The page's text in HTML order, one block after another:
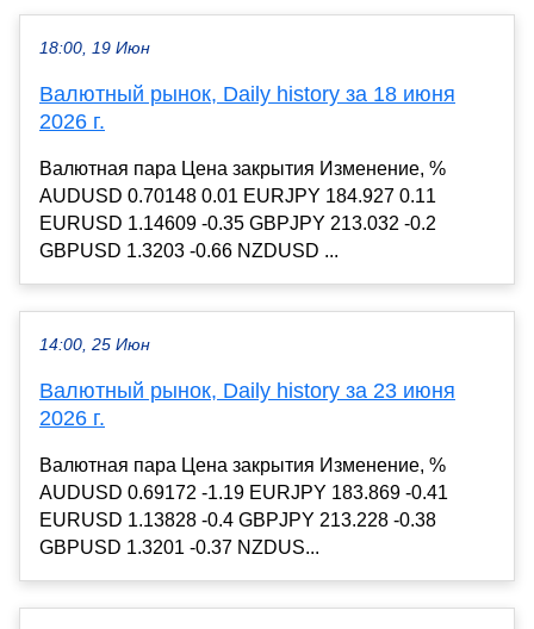
18:00, 19 Июн
Валютный рынок, Daily history за 18 июня
2026 г.
Валютная пара Цена закрытия Изменение, %
AUDUSD 0.70148 0.01 EURJPY 184.927 0.11
EURUSD 1.14609 -0.35 GBPJPY 213.032 -0.2
GBPUSD 1.3203 -0.66 NZDUSD ...
14:00, 25 Июн
Валютный рынок, Daily history за 23 июня
2026 г.
Валютная пара Цена закрытия Изменение, %
AUDUSD 0.69172 -1.19 EURJPY 183.869 -0.41
EURUSD 1.13828 -0.4 GBPJPY 213.228 -0.38
GBPUSD 1.3201 -0.37 NZDUS...